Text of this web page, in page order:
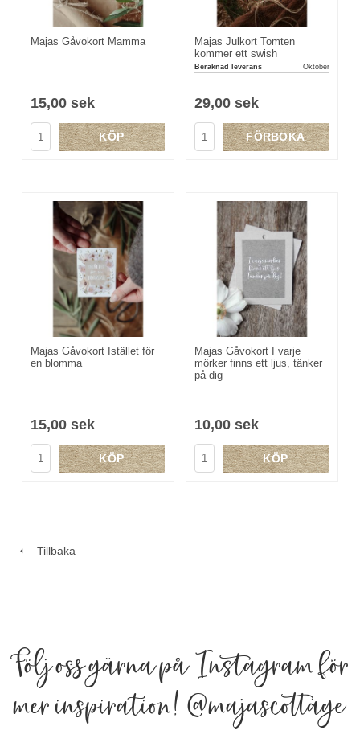
Majas Gåvokort Mamma
15,00 sek
KÖP
Majas Julkort Tomten
kommer ett swish
Beräknad leverans Oktober
29,00 sek
FÖRBOKA
Majas Gåvokort Istället för
en blomma
15,00 sek
KÖP
Majas Gåvokort I varje
mörker finns ett ljus, tänker
på dig
10,00 sek
KÖP
Tillbaka
Följ oss gärna på Instagram för
mer inspiration!@majascottage